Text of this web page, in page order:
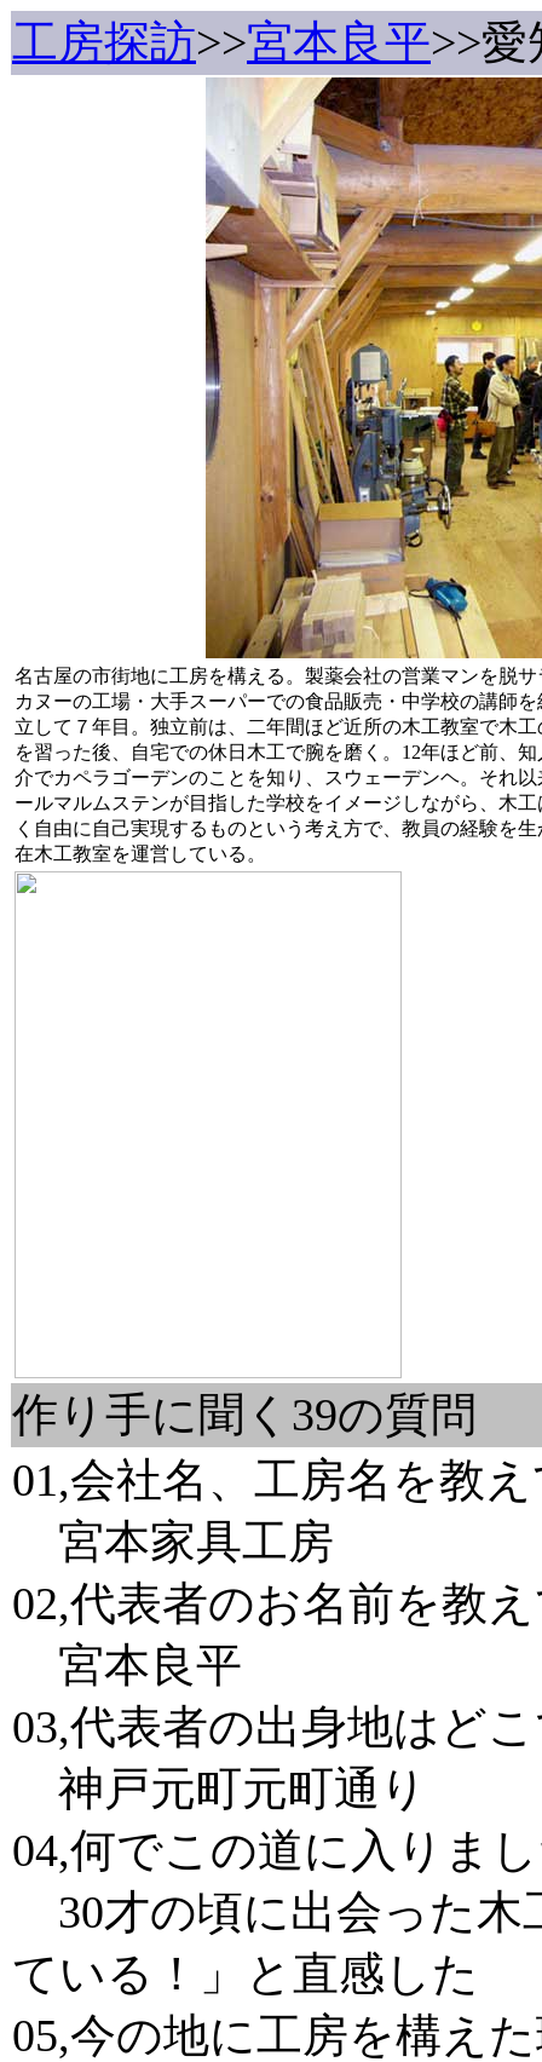
工房探訪>>宮本良平>>
名古屋の市街地に工房を構える。製薬会社の営業マンを脱サ
カヌーの工場・大手スーパーでの食品販売・中学校の講師を
立して７年目。独立前は、二年間ほど近所の木工教室で木工
を習った後、自宅での休日木工で腕を磨く。12年ほど前、知
介でカペラゴーデンのことを知り、スウェーデンヘ。それ以
ールマルムステンが目指した学校をイメージしながら、木工
く自由に自己実現するものという考え方で、教員の経験を生
在木工教室を運営している。
作り手に聞く39の質問
01,会社名、工房名を教
宮本家具工房
02,代表者のお名前を教
宮本良平
03,代表者の出身地はど
神戸元町元町通り
04,何でこの道に入りま
30才の頃に出会った木
ている！」と直感した
05,今の地に工房を構え